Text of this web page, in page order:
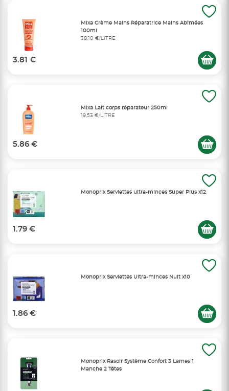
Mixa Crème Mains Réparatrice Mains Abîmées
100ml
38,10 €/LITRE
3.81 €
Mixa Lait corps réparateur 250ml
19,53 €/LITRE
5.86 €
Monoprix Serviettes ultra-minces Super Plus x12
1.79 €
Monoprix Serviettes Ultra-minces Nuit x10
1.86 €
Monoprix Rasoir Système Confort 3 Lames 1
Manche 2 Têtes